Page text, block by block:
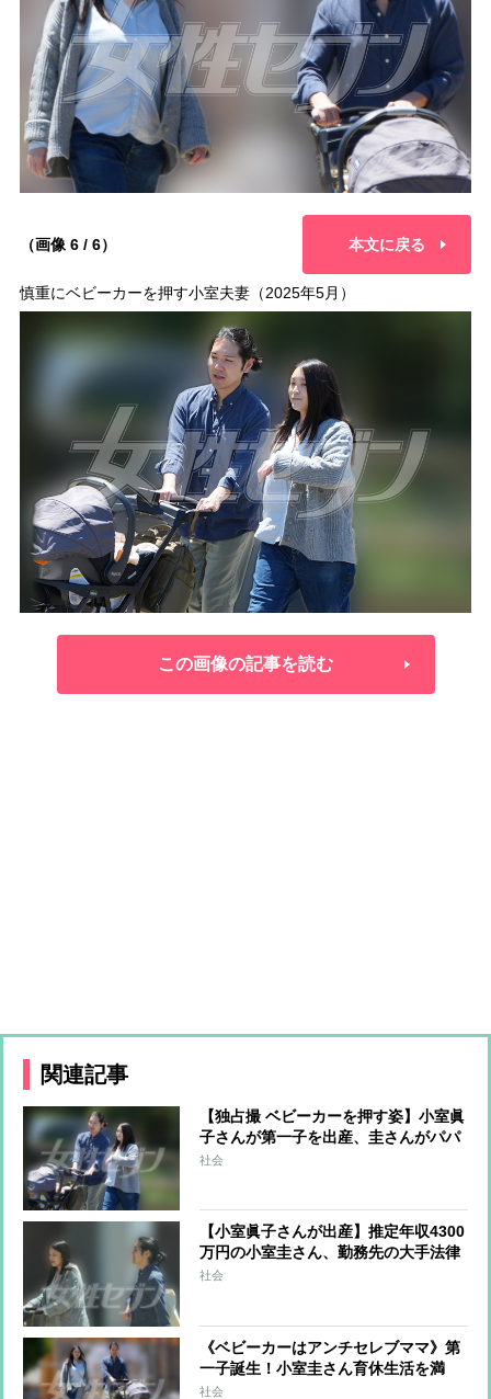
（画像 6 / 6） 本文に戻る
慎重にベビーカーを押す小室夫妻（2025年5月）
この画像の記事を読む
関連記事
【独占撮 ベビーカーを押す姿】小室眞
子さんが第一子を出産、圭さんがパパ
に！ 新居に引っ越し、“理想の家”で
社会
【小室眞子さんが出産】推定年収4300
万円の小室圭さん、勤務先の大手法律
事務所は育児休業が充実 有給と合わ
社会
《ベビーカーはアンチセレブママ》第
一子誕生！小室圭さん育休生活を満
喫、眞子さんとの「質素なアメリカ暮
社会